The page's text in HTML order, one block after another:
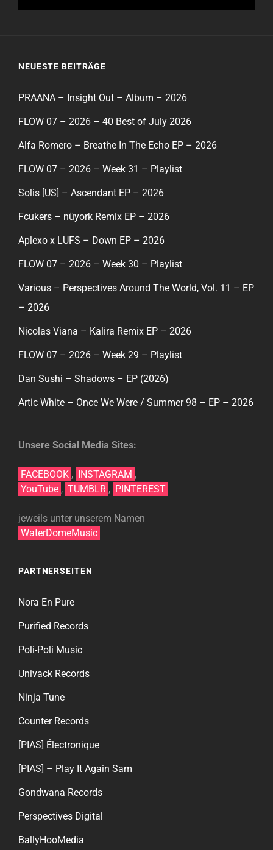
NEUESTE BEITRÄGE
PRAANA – Insight Out – Album – 2026
FLOW 07 – 2026 – 40 Best of July 2026
Alfa Romero – Breathe In The Echo EP – 2026
FLOW 07 – 2026 – Week 31 – Playlist
Solis [US] – Ascendant EP – 2026
Fcukers – nüyork Remix EP – 2026
Aplexo x LUFS – Down EP – 2026
FLOW 07 – 2026 – Week 30 – Playlist
Various – Perspectives Around The World, Vol. 11 – EP
– 2026
Nicolas Viana – Kalira Remix EP – 2026
FLOW 07 – 2026 – Week 29 – Playlist
Dan Sushi – Shadows – EP (2026)
Artic White – Once We Were / Summer 98 – EP – 2026
Unsere Social Media Sites:
FACEBOOK , INSTAGRAM ,
YouTube , TUMBLR , PINTEREST
jeweils unter unserem Namen
WaterDomeMusic
PARTNERSEITEN
Nora En Pure
Purified Records
Poli-Poli Music
Univack Records
Ninja Tune
Counter Records
[PIAS] Électronique
[PIAS] – Play It Again Sam
Gondwana Records
Perspectives Digital
BallyHooMedia